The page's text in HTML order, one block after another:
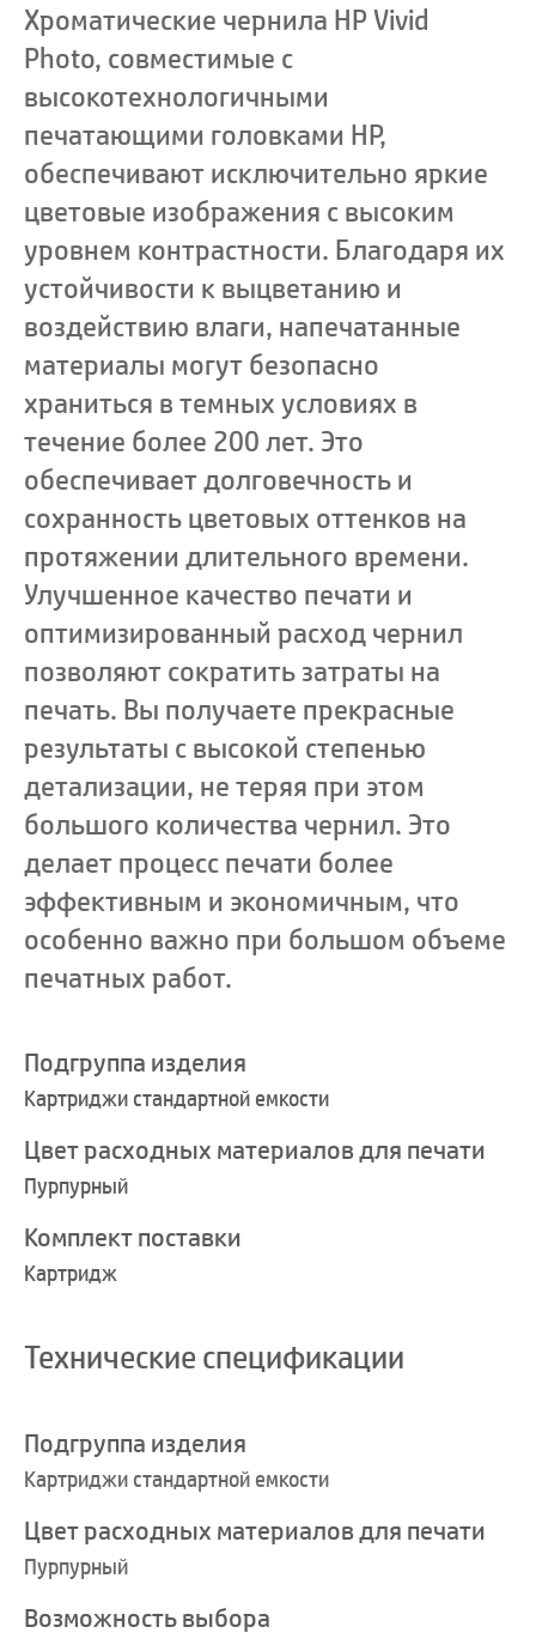
Хроматические чернила HP Vivid
Photo, совместимые с
высокотехнологичными
печатающими головками HP,
обеспечивают исключительно яркие
цветовые изображения с высоким
уровнем контрастности. Благодаря их
устойчивости к выцветанию и
воздействию влаги, напечатанные
материалы могут безопасно
храниться в темных условиях в
течение более 200 лет. Это
обеспечивает долговечность и
сохранность цветовых оттенков на
протяжении длительного времени.
Улучшенное качество печати и
оптимизированный расход чернил
позволяют сократить затраты на
печать. Вы получаете прекрасные
результаты с высокой степенью
детализации, не теряя при этом
большого количества чернил. Это
делает процесс печати более
эффективным и экономичным, что
особенно важно при большом объеме
печатных работ.
Подгруппа изделия
Картриджи стандартной емкости
Цвет расходных материалов для печати
Пурпурный
Комплект поставки
Картридж
Технические спецификации
Подгруппа изделия
Картриджи стандартной емкости
Цвет расходных материалов для печати
Пурпурный
Возможность выбора